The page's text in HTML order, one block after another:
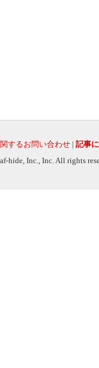
するお問い合わせ | 記事
hide, Inc., Inc. All rights